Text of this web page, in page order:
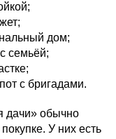
дом;
семьёй;
с бригадами.
дачи» обычно
У них есть